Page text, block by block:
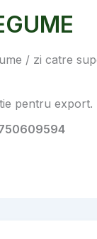
/ zi catre
pentru export.